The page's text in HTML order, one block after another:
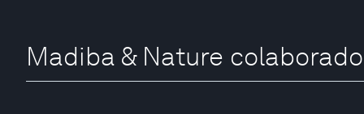
Madiba & Nature